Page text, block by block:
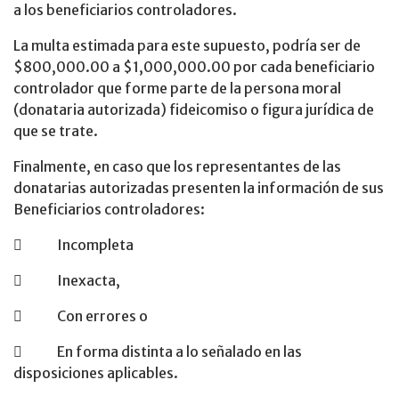
a los beneficiarios controladores.
La multa estimada para este supuesto, podría ser de
$800,000.00 a $1,000,000.00 por cada beneficiario
controlador que forme parte de la persona moral
(donataria autorizada) fideicomiso o figura jurídica de
que se trate.
Finalmente, en caso que los representantes de las
donatarias autorizadas presenten la información de sus
Beneficiarios controladores:
 Incompleta
 Inexacta,
 Con errores o
 En forma distinta a lo señalado en las
disposiciones aplicables.